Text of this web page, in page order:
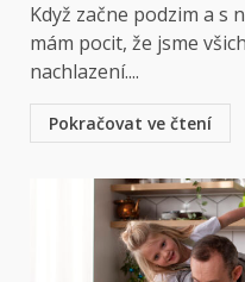
Když začne podzim a s
mám pocit, že jsme
nachlazení....
Pokračovat ve čtení